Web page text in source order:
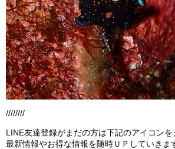
////////
LINE友達登録がまだの方は下記のアイコンを
最新情報やお得な情報を随時ＵＰしていきま